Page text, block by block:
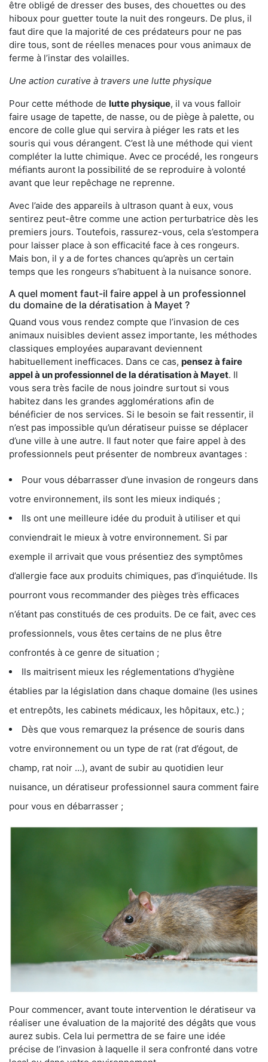
être obligé de dresser des buses, des chouettes ou des
hiboux pour guetter toute la nuit des rongeurs. De plus, il
faut dire que la majorité de ces prédateurs pour ne pas
dire tous, sont de réelles menaces pour vous animaux de
ferme à l’instar des volailles.
Une action curative à travers une lutte physique
Pour cette méthode de lutte physique, il va vous falloir
faire usage de tapette, de nasse, ou de piège à palette, ou
encore de colle glue qui servira à piéger les rats et les
souris qui vous dérangent. C’est là une méthode qui vient
compléter la lutte chimique. Avec ce procédé, les rongeurs
méfiants auront la possibilité de se reproduire à volonté
avant que leur repêchage ne reprenne.
Avec l’aide des appareils à ultrason quant à eux, vous
sentirez peut-être comme une action perturbatrice dès les
premiers jours. Toutefois, rassurez-vous, cela s’estompera
pour laisser place à son efficacité face à ces rongeurs.
Mais bon, il y a de fortes chances qu’après un certain
temps que les rongeurs s’habituent à la nuisance sonore.
A quel moment faut-il faire appel à un professionnel
du domaine de la dératisation à Mayet ?
Quand vous vous rendez compte que l’invasion de ces
animaux nuisibles devient assez importante, les méthodes
classiques employées auparavant deviennent
habituellement inefficaces. Dans ce cas, pensez à faire
appel à un professionnel de la dératisation à Mayet. Il
vous sera très facile de nous joindre surtout si vous
habitez dans les grandes agglomérations afin de
bénéficier de nos services. Si le besoin se fait ressentir, il
n’est pas impossible qu’un dératiseur puisse se déplacer
d’une ville à une autre. Il faut noter que faire appel à des
professionnels peut présenter de nombreux avantages :
Pour vous débarrasser d’une invasion de rongeurs dans
votre environnement, ils sont les mieux indiqués ;
Ils ont une meilleure idée du produit à utiliser et qui
conviendrait le mieux à votre environnement. Si par
exemple il arrivait que vous présentiez des symptômes
d’allergie face aux produits chimiques, pas d’inquiétude. Ils
pourront vous recommander des pièges très efficaces
n’étant pas constitués de ces produits. De ce fait, avec ces
professionnels, vous êtes certains de ne plus être
confrontés à ce genre de situation ;
Ils maitrisent mieux les réglementations d’hygiène
établies par la législation dans chaque domaine (les usines
et entrepôts, les cabinets médicaux, les hôpitaux, etc.) ;
Dès que vous remarquez la présence de souris dans
votre environnement ou un type de rat (rat d’égout, de
champ, rat noir …), avant de subir au quotidien leur
nuisance, un dératiseur professionnel saura comment faire
pour vous en débarrasser ;
Pour commencer, avant toute intervention le dératiseur va
réaliser une évaluation de la majorité des dégâts que vous
aurez subis. Cela lui permettra de se faire une idée
précise de l’invasion à laquelle il sera confronté dans votre